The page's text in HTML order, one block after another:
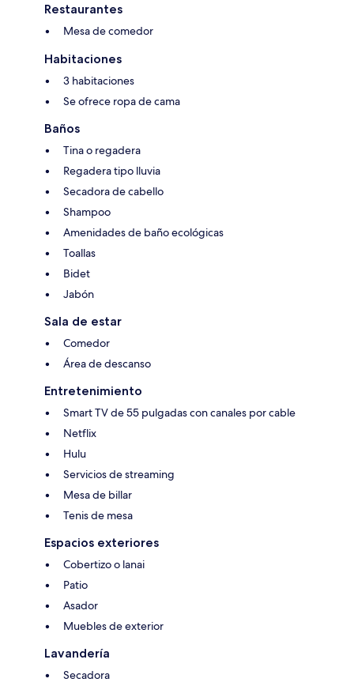
Restaurantes
Mesa de comedor
Habitaciones
3 habitaciones
Se ofrece ropa de cama
Baños
Tina o regadera
Regadera tipo lluvia
Secadora de cabello
Shampoo
Amenidades de baño ecológicas
Toallas
Bidet
Jabón
Sala de estar
Comedor
Área de descanso
Entretenimiento
Smart TV de 55 pulgadas con canales por cable
Netflix
Hulu
Servicios de streaming
Mesa de billar
Tenis de mesa
Espacios exteriores
Cobertizo o lanai
Patio
Asador
Muebles de exterior
Lavandería
Secadora